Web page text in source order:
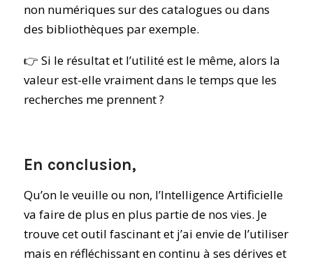
non numériques sur des catalogues ou dans
des bibliothèques par exemple.
👉 Si le résultat et l’utilité est le même, alors la
valeur est-elle vraiment dans le temps que les
recherches me prennent ?
En conclusion,
Qu’on le veuille ou non, l’Intelligence Artificielle
va faire de plus en plus partie de nos vies. Je
trouve cet outil fascinant et j’ai envie de l’utiliser
mais en réfléchissant en continu à ses dérives et